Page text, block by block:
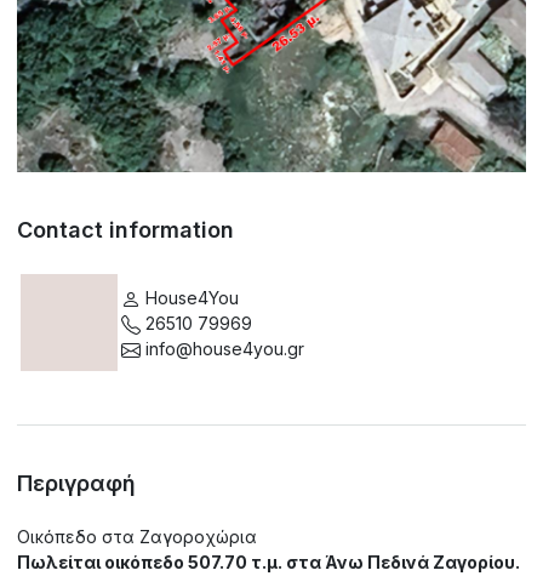
Contact information
House4You
26510 79969
info@house4you.gr
Περιγραφή
Οικόπεδο στα Ζαγοροχώρια
Πωλείται οικόπεδο 507.70 τ.μ. στα Άνω Πεδινά Ζαγορίου.